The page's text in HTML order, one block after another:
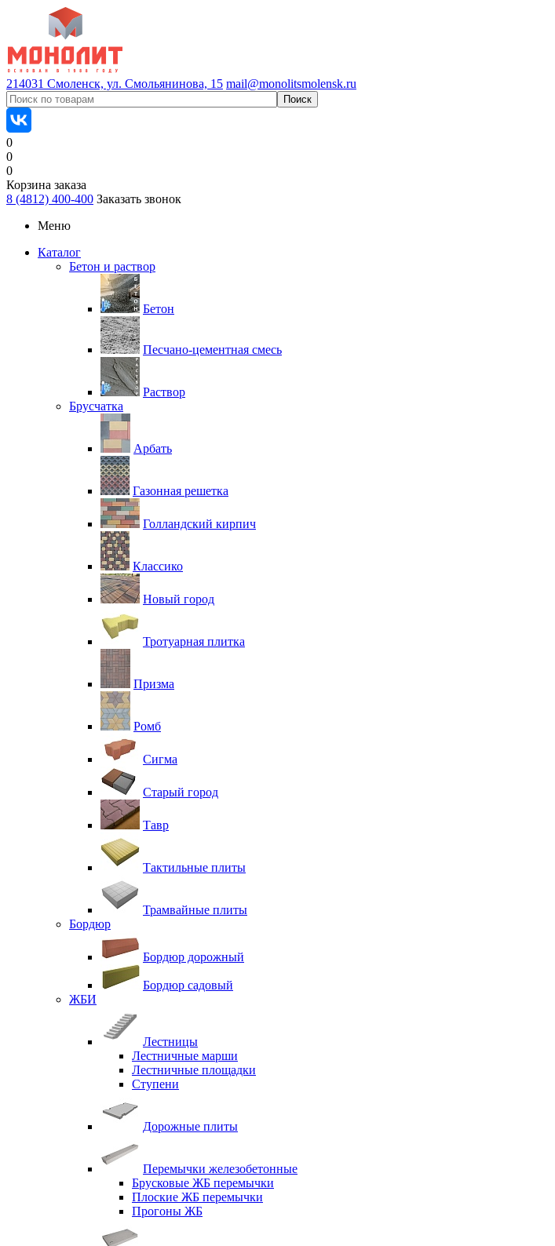
214031 Смоленск, ул. Смольянинова, 15 mail@monolitsmolensk.ru
0
0
0
Корзина заказа
8 (4812) 400-400 Заказать звонок
Меню
Каталог
Бетон и раствор
Бетон
Песчано-цементная смесь
Раствор
Брусчатка
Арбать
Газонная решетка
Голландский кирпич
Классико
Новый город
Тротуарная плитка
Призма
Ромб
Сигма
Старый город
Тавр
Тактильные плиты
Трамвайные плиты
Бордюр
Бордюр дорожный
Бордюр садовый
ЖБИ
Лестницы
Лестничные марши
Лестничные площадки
Ступени
Дорожные плиты
Перемычки железобетонные
Брусковые ЖБ перемычки
Плоские ЖБ перемычки
Прогоны ЖБ